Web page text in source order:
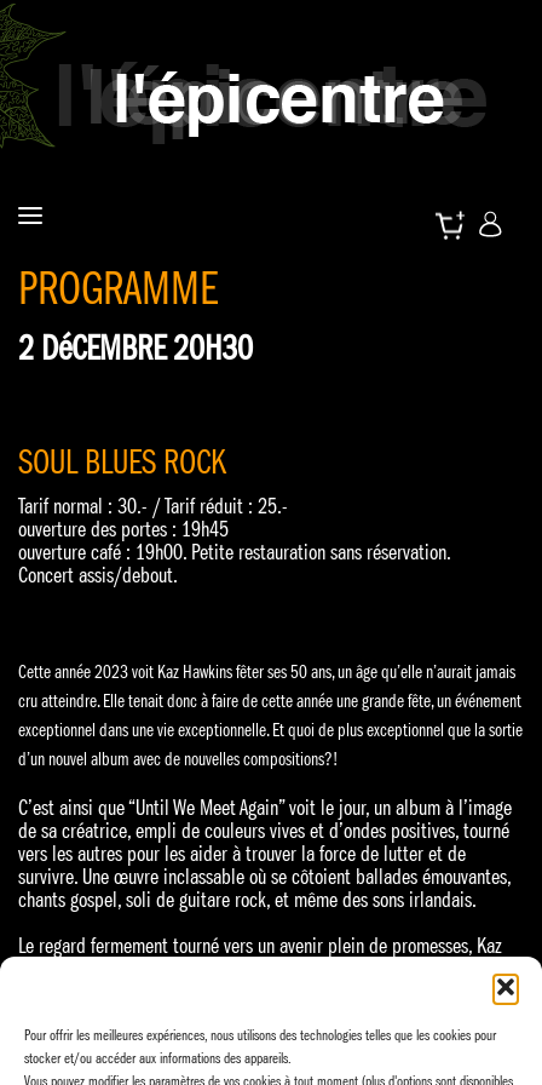
Pour offrir les meilleures expériences, nous utilisons des technologies telles que les cookies pour
stocker et/ou accéder aux informations des appareils.
Vous pouvez modifier les paramètres de vos cookies à tout moment (plus d'options sont disponibles
PROGRAMME
2 DéCEMBRE 20H30
SOUL BLUES ROCK
Tarif normal : 30.- / Tarif réduit : 25.-
ouverture des portes : 19h45
ouverture café : 19h00. Petite restauration sans réservation.
Concert assis/debout.
Cette année 2023 voit Kaz Hawkins fêter ses 50 ans, un âge qu’elle n’aurait jamais
cru atteindre. Elle tenait donc à faire de cette année une grande fête, un événement
exceptionnel dans une vie exceptionnelle. Et quoi de plus exceptionnel que la sortie
d’un nouvel album avec de nouvelles compositions?!
C’est ainsi que “Until We Meet Again” voit le jour, un album à l’image
de sa créatrice, empli de couleurs vives et d’ondes positives, tourné
vers les autres pour les aider à trouver la force de lutter et de
survivre. Une œuvre inclassable où se côtoient ballades émouvantes,
chants gospel, soli de guitare rock, et même des sons irlandais.
Le regard fermement tourné vers un avenir plein de promesses, Kaz